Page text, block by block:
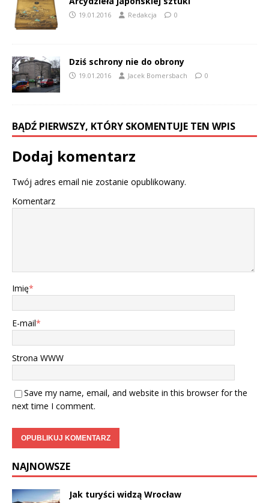
19.01.2016 Redakcja 0
Dziś schrony nie do obrony
19.01.2016 Jacek Bomersbach 0
BĄDŹ PIERWSZY, KTÓRY SKOMENTUJE TEN WPIS
Dodaj komentarz
Twój adres email nie zostanie opublikowany.
Komentarz
Imię*
E-mail*
Strona WWW
Save my name, email, and website in this browser for the
next time I comment.
NAJNOWSZE
Jak turyści widzą Wrocław